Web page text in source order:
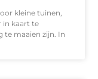
kleine tuinen,
in kaart te
te maaien zijn. In